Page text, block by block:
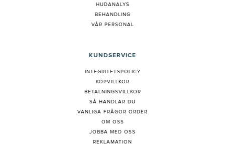
HUDANALYS
BEHANDLING
VÅR PERSONAL
KUNDSERVICE
INTEGRITETSPOLICY
KÖPVILLKOR
BETALNINGSVILLKOR
SÅ HANDLAR DU
VANLIGA FRÅGOR ORDER
OM OSS
JOBBA MED OSS
REKLAMATION